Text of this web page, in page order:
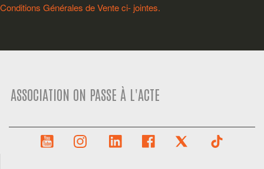
Conditions Générales de Vente ci- jointes.
ASSOCIATION ON PASSE À L'ACTE